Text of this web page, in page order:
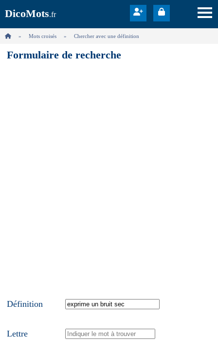
DicoMots.fr
Mots croisés Chercher avec une définition
Formulaire de recherche
Définition
Lettre